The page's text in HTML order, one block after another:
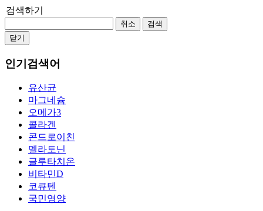
검색하기
취소
검색
닫기
인기검색어
유산균
마그네슘
오메가3
콜라겐
콘드로이친
멜라토닌
글루타치온
비타민D
코큐텐
국민영양